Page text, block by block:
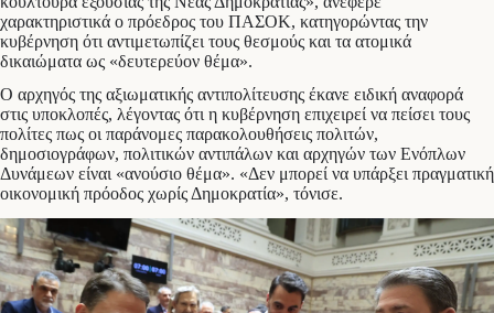
χαρακτηριστικά ο πρόεδρος του ΠΑΣΟΚ, κατηγορώντας την
κυβέρνηση ότι αντιμετωπίζει τους θεσμούς και τα ατομικά
δικαιώματα ως «δευτερεύον θέμα».
Ο αρχηγός της αξιωματικής αντιπολίτευσης έκανε ειδική αναφορά
στις υποκλοπές, λέγοντας ότι η κυβέρνηση επιχειρεί να πείσει τους
πολίτες πως οι παράνομες παρακολουθήσεις πολιτών,
δημοσιογράφων, πολιτικών αντιπάλων και αρχηγών των Ενόπλων
Δυνάμεων είναι «ανούσιο θέμα». «Δεν μπορεί να υπάρξει πραγματική
οικονομική πρόοδος χωρίς Δημοκρατία», τόνισε.